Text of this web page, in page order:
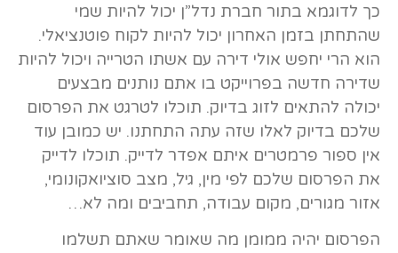
כך לדוגמא בתור חברת נדל”ן יכול להיות שמי
שהתחתן בזמן האחרון יכול להיות לקוח פוטנציאלי.
הוא הרי יחפש אולי דירה עם אשתו הטרייה ויכול להיות
שדירה חדשה בפרוייקט בו אתם נותנים מבצעים
יכולה להתאים לזוג בדיוק. תוכלו לטרגט את הפרסום
שלכם בדיוק לאלו שזה עתה התחתנו. יש כמובן עוד
אין ספור פרמטרים איתם אפדר לדייק. תוכלו לדייק
את הפרסום שלכם לפי מין, גיל, מצב סוציואקונומי,
אזור מגורים, מקום עבודה, תחביבים ומה לא…
הפרסום יהיה ממומן מה שאומר שאתם תשלמו